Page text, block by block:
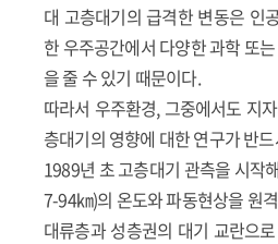
대 고층대기의 급격한 변동은 인
한 우주공간에서 다양한 과학 또
을 줄 수 있기 때문이다.
따라서 우주환경, 그중에서도 지
층대기의 영향에 대한 연구가 반
1989년 초 고층대기 관측을 시작
7-94㎞)의 온도와 파동현상을 원
대류층과 성층권의 대기 교란으